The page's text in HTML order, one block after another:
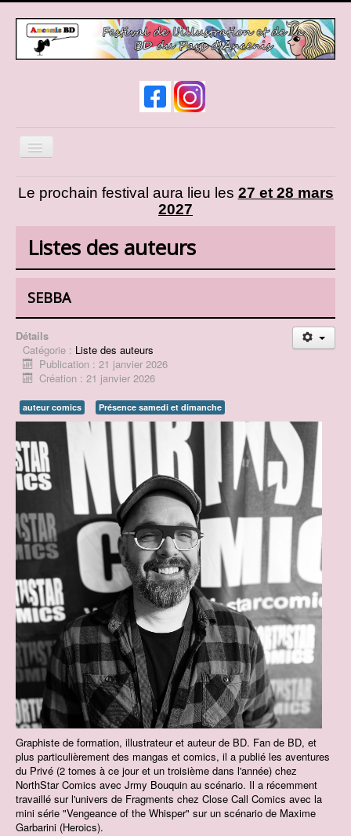
Basculer
Expos et animations
Liste des auteurs
Liste des exposants
Cosplay
Présentation d'AncenisBD
Contact
Prix BD du Pays d'Ancenis
Concours de dessins
Le prochain festival aura lieu les 27 et 28 mars
2027
Listes des auteurs
SEBBA
Détails
Catégorie : Liste des auteurs
Publication : 21 janvier 2026
Création : 21 janvier 2026
auteur comics Présence samedi et dimanche
Graphiste de formation, illustrateur et auteur de BD. Fan de BD, et
plus particulièrement des mangas et comics, il a publié les aventures
du Privé (2 tomes à ce jour et un troisième dans l'année) chez
NorthStar Comics avec Jrmy Bouquin au scénario. Il a récemment
travaillé sur l'univers de Fragments chez Close Call Comics avec la
mini série "Vengeance of the Whisper" sur un scénario de Maxime
Garbarini (Heroics).